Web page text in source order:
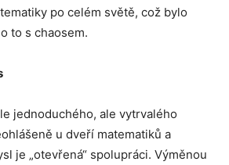
po celém světě, což bylo
to s chaosem.
jednoduchého, ale vytrvalého
u dveří matematiků a
je „otevřená“ spolupráci. Výměnou